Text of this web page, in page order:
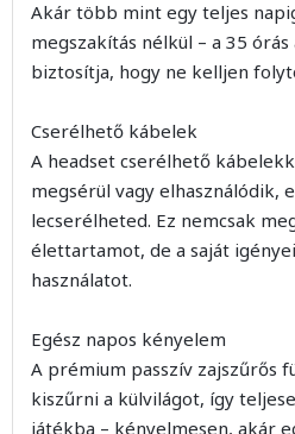
Akár több mint egy teljes
megszakítás nélkül – a 35
biztosítja, hogy ne kelljen
Cserélhető kábelek
A headset cserélhető
megsérül vagy elhasználódik,
lecserélheted. Ez nemcsak
élettartamot, de a saját
használatot.
Egész napos kényelem
A prémium passzív zajszűrős
kiszűrni a külvilágot, így
játékba – kényelmesen, akár